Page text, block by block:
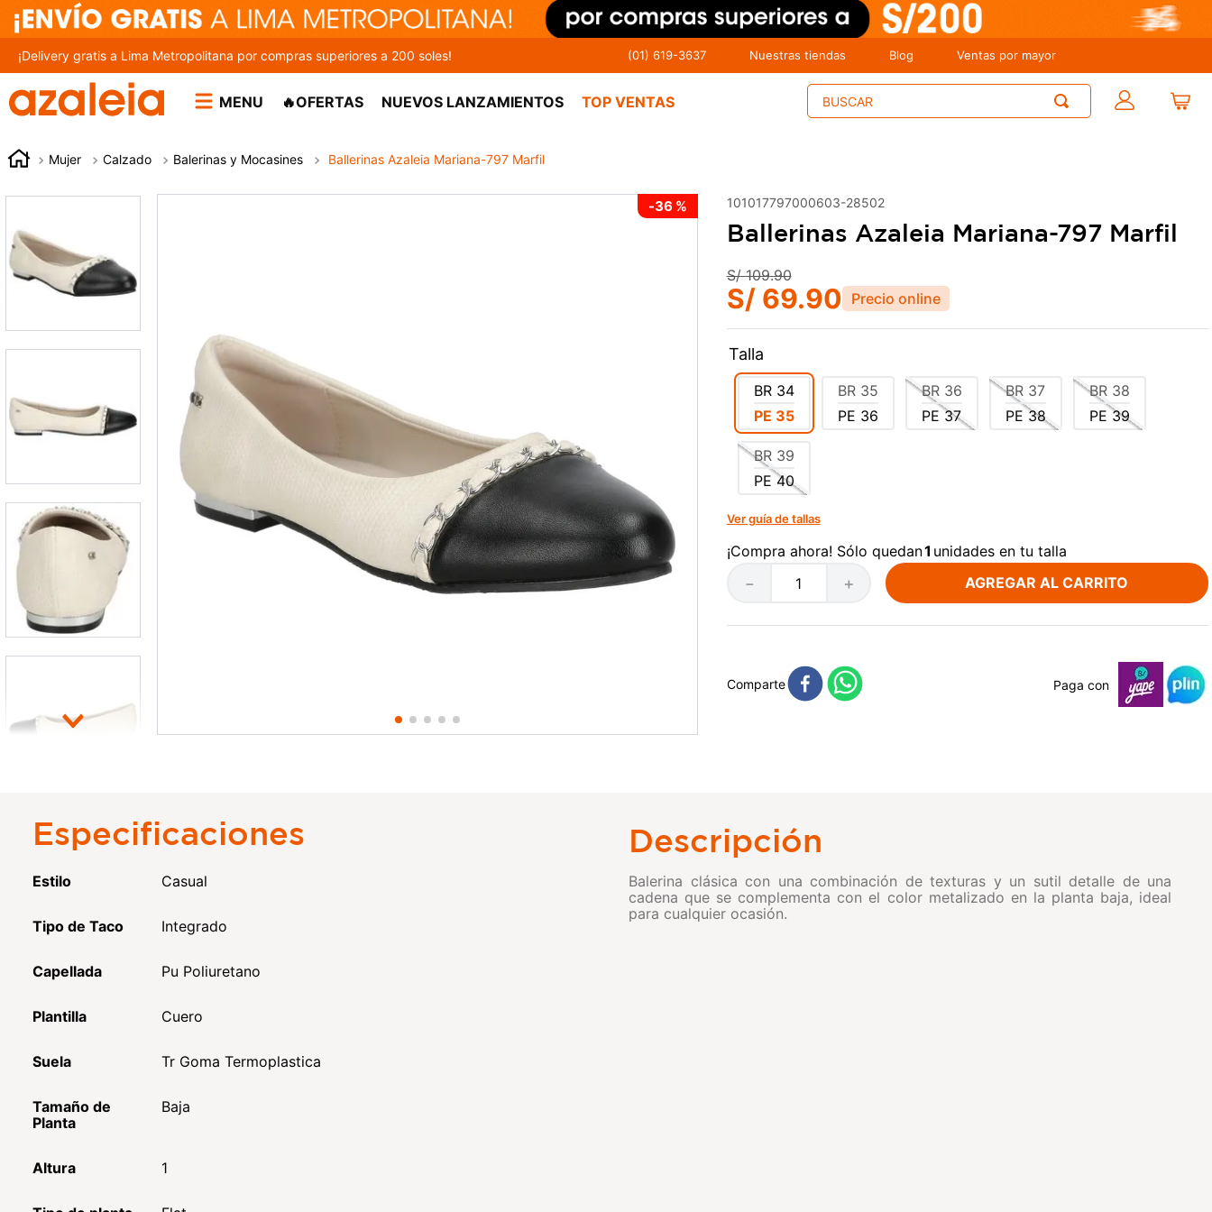
¡Delivery gratis a Lima Metropolitana por compras superiores a 200 soles! (01) 619-3637 Nuestras tiendas Blog Ventas por mayor
MENU 🔥OFERTAS NUEVOS LANZAMIENTOS TOP VENTAS
Buscar
Mujer Calzado Balerinas y Mocasines Ballerinas Azaleia Mariana-797 Marfil
-36 % 101017797000603-28502
Ballerinas Azaleia Mariana-797 Marfil
S/ 109.90
S/ 69.90
Talla
BR 34
PE 35
BR 35
PE 36
BR 36
PE37
BR 37
PE 38
BR 38
PE 39
BR 39
PE 40
Ver guía de tallas
¡Compra ahora! Sólo quedan1 unidades en tu talla
＋
－ AGREGAR AL CARRITO
Comparte Paga con
Especificaciones
Estilo Casual
Tipo de Taco Integrado
Capellada Pu Poliuretano
Plantilla Cuero
Suela Tr Goma Termoplastica
Tamaño de
Planta
Baja
Altura 1
Descripción
Balerina clásica con una combinación de texturas y un sutil detalle de una
cadena que se complementa con el color metalizado en la planta baja, ideal
para cualquier ocasión.